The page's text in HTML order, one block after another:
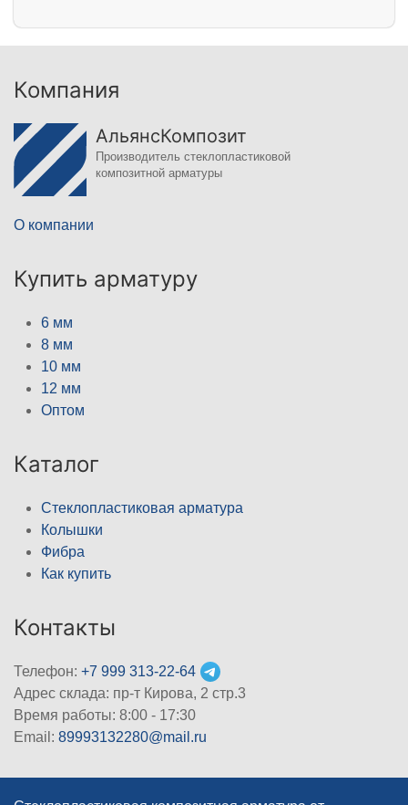
Компания
АльянсКомпозит
Производитель стеклопластиковой
композитной арматуры
О компании
Купить арматуру
6 мм
8 мм
10 мм
12 мм
Оптом
Каталог
Стеклопластиковая арматура
Колышки
Фибра
Как купить
Контакты
Телефон: +7 999 313-22-64
Адрес склада: пр-т Кирова, 2 стр.3
Время работы: 8:00 - 17:30
Email: 89993132280@mail.ru